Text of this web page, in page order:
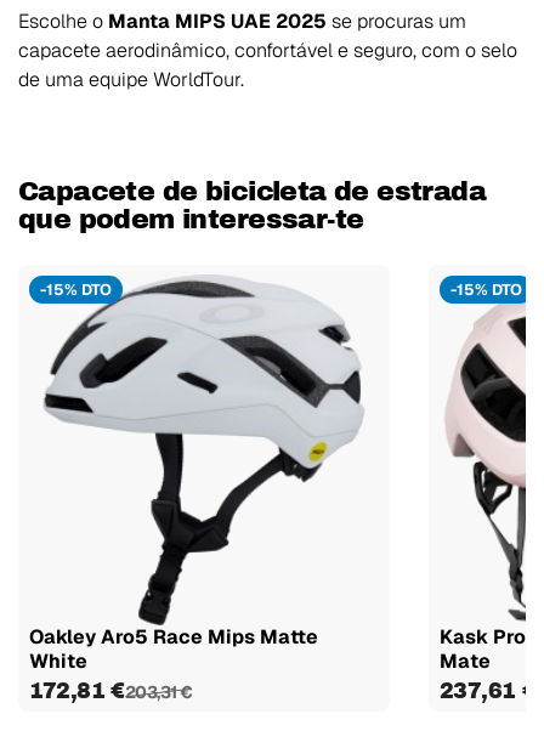
Escolhe o Manta MIPS UAE 2025 se procuras um
capacete aerodinâmico, confortável e seguro, com o selo
de uma equipe WorldTour.
Capacete de bicicleta de estrada
que podem interessar-te
-15% DTO
Oakley Aro5 Race Mips Matte
White
172,81 €203,31 €
-15% DTO
Kask
Mate
237,61 €